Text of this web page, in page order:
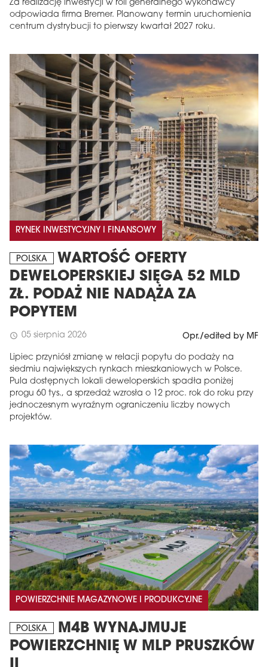
Za realizację inwestycji w roli generalnego wykonawcy
odpowiada firma Bremer. Planowany termin uruchomienia
centrum dystrybucji to pierwszy kwartał 2027 roku.
RYNEK INWESTYCYJNY I FINANSOWY
POLSKA
WARTOŚĆ OFERTY
DEWELOPERSKIEJ SIĘGA 52 MLD
ZŁ. PODAŻ NIE NADĄŻA ZA
POPYTEM
schedule 05 sierpnia 2026 Opr./edited by MF
Lipiec przyniósł zmianę w relacji popytu do podaży na
siedmiu największych rynkach mieszkaniowych w Polsce.
Pula dostępnych lokali deweloperskich spadła poniżej
progu 60 tys., a sprzedaż wzrosła o 12 proc. rok do roku przy
jednoczesnym wyraźnym ograniczeniu liczby nowych
projektów.
POWIERZCHNIE MAGAZYNOWE I PRODUKCYJNE
POLSKA
M4B WYNAJMUJE
POWIERZCHNIĘ W MLP PRUSZKÓW
MAGAZYN
Wydanie 6 (308)
CZERWIEC 2026
Więcej w tym wydaniu
arrow_forward
Zamów teraz!